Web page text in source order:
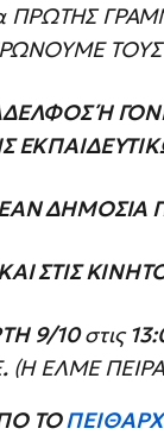
ΠΡΩΤΗΣ
Ή
ΔΗΜΟΣΙΑ
ΣΤΙΣ
9/10στις
. (Η ΕΛΜΕ
ΤΟ